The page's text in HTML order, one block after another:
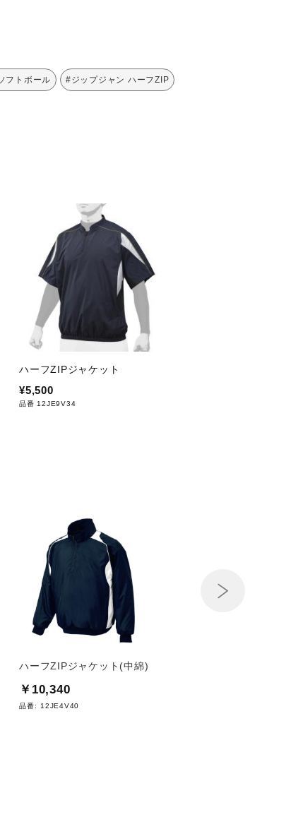
フトボール #ジップジャン ハーフZIP
ハーフZIPジャケット
¥5,500
品番 12JE9V34
ハーフZIPジャケット(中綿)
￥10,340
品番: 12JE4V40